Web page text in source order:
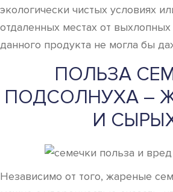
экологически чистых условиях
отдаленных местах от
данного продукта не могла бы
ПОЛЬЗА
ПОДСОЛНУХА –
И
Независимо от того, жареные